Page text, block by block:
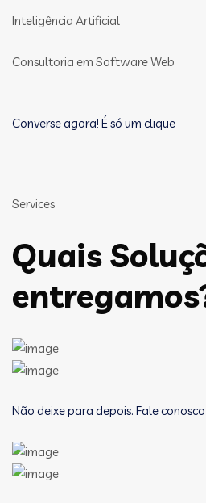
Inteligência Artificial
Consultoria em Software Web
Converse agora! É só um clique
Services
Quais
Não deixe para depois. Fale